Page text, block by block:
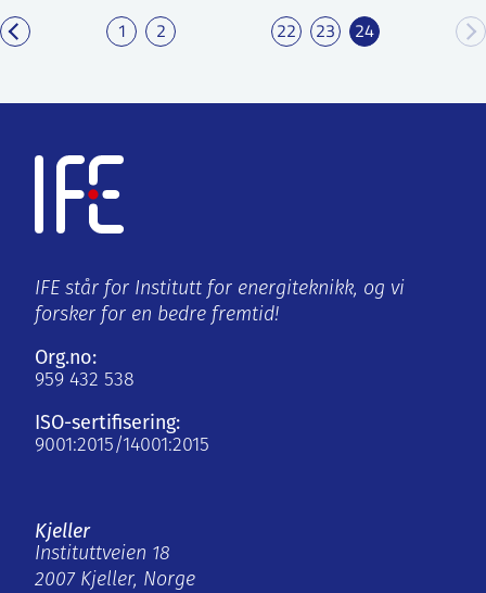
1 2 22 23 24
IFE står for Institutt for energiteknikk, og vi
forsker for en bedre fremtid!
Org.no:
959 432 538
ISO-sertifisering:
9001:2015/14001:2015
Kjeller
Instituttveien 18
2007 Kjeller, Norge